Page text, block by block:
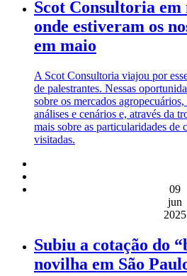
Scot Consultoria
onde estiveram os
em maio
A Scot Consultoria viajou por
de palestrantes. Nessas
sobre os mercados
análises e cenários e, através da
mais sobre as particularidades de
visitadas.
09
jun
2025
Subiu a cotação do
novilha em São